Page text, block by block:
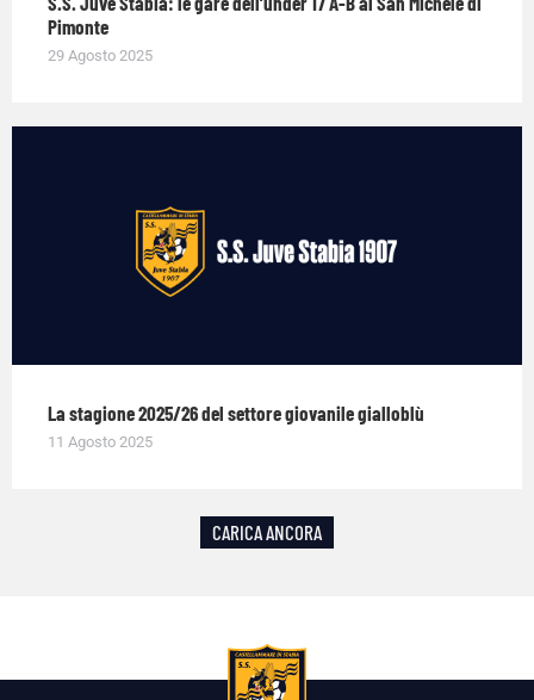
Pimonte
29 Agosto 2025
La stagione 2025/26 del settore giovanile gialloblù
11 Agosto 2025
CARICA ANCORA